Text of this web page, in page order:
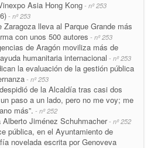
Asia Hong Kong - nº 253
- nº 253
Zaragoza lleva al Parque Grande más
con unos 500 autores - nº 253
de Aragón moviliza más de
humanitaria internacional - nº 253
la evaluación de la gestión pública
- nº 253
de la Alcaldía tras casi dos
paso a un lado, pero no me voy; me
más”. - nº 252
Alberto Jiménez Schuhmacher- nº 252
pública, en el Ayuntamiento de
novelada escrita por Genoveva